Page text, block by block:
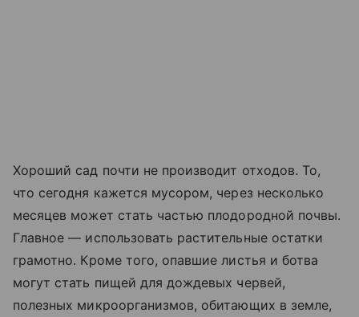
Хороший сад почти не производит отходов. То,
что сегодня кажется мусором, через несколько
месяцев может стать частью плодородной почвы.
Главное — использовать растительные остатки
грамотно. Кроме того, опавшие листья и ботва
могут стать пищей для дождевых червей,
полезных микроорганизмов, обитающих в земле,